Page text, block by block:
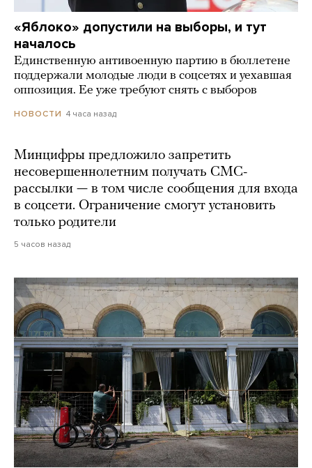
«Яблоко» допустили на выборы, и тут
началось
Единственную антивоенную партию в бюллетене
поддержали молодые люди в соцсетях и уехавшая
оппозиция. Ее уже требуют снять с выборов
НОВОСТИ 4 часа назад
Минцифры предложило запретить
несовершеннолетним получать СМС-
рассылки — в том числе сообщения для входа
в соцсети. Ограничение смогут установить
только родители
5 часов назад